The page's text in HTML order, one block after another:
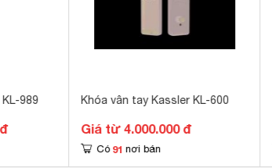
989 Khóa vân tay Kassler KL-600
Giá từ 4.000.000 đ
Có 91 nơi bán